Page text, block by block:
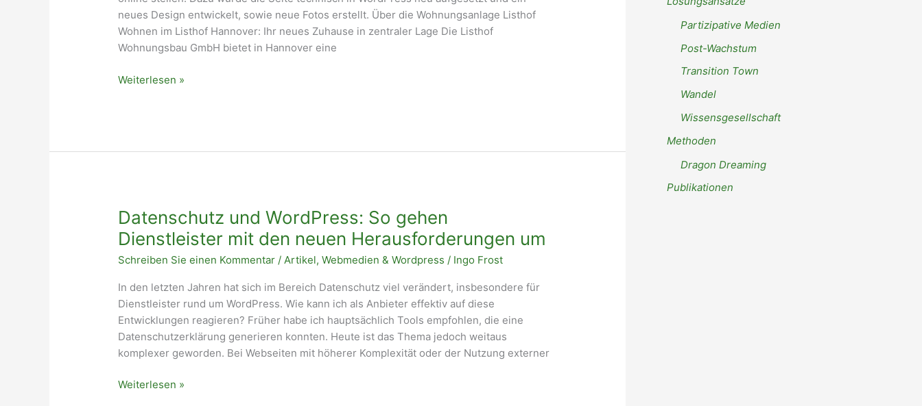
neues Design entwickelt, sowie neue Fotos erstellt. Über die Wohnungsanlage Listhof
Wohnen im Listhof Hannover: Ihr neues Zuhause in zentraler Lage Die Listhof
Wohnungsbau GmbH bietet in Hannover eine
Webseite
Weiterlesen »
Datenschutz und WordPress: So gehen
Dienstleister mit den neuen Herausforderungen um
Schreiben Sie einen Kommentar /Artikel,Webmedien & Wordpress / Ingo Frost
In den letzten Jahren hat sich im Bereich Datenschutz viel verändert, insbesondere für
Dienstleister rund um WordPress. Wie kann ich als Anbieter effektiv auf diese
Entwicklungen reagieren? Früher habe ich hauptsächlich Tools empfohlen, die eine
Datenschutzerklärung generieren konnten. Heute ist das Thema jedoch weitaus
komplexer geworden. Bei Webseiten mit höherer Komplexität oder der Nutzung externer
Datenschutz
Weiterlesen »
Partizipative Medien
Post-Wachstum
Transition Town
Wandel
Wissensgesellschaft
Methoden
Dragon Dreaming
Publikationen